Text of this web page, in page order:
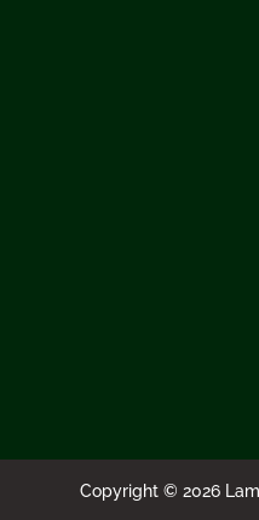
Copyright © 2026